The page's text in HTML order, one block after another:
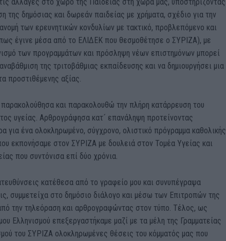
αλλαγές στο χώρο της Παιδείας στη χώρα μας, υποστηρίζοντας
της δημόσιας και δωρεάν παιδείας με χρήματα, σχέδιο για την
των ερευνητικών κονδυλίων με τακτικό, προβλεπόμενο και
έγινε μέσα από το ΕΛΙΔΕΚ που θεσμοθέτησε ο ΣΥΡΙΖΑ), με
των προγραμμάτων και πρόσληψη νέων επιστημόνων μπορεί
της τριτοβάθμιας εκπαίδευσης και να δημιουργήσει μια
προστιθέμενης αξίας.
και παρακολουθώ την πλήρη κατάρρευση του
υγείας. Αρθρογράφησα κατ´ επανάληψη προτείνοντας
για ένα ολοκληρωμένο, σύγχρονο, ολιστικό πρόγραμμα καθολικής
εκπονήσαμε στον ΣΥΡΙΖΑ με δουλειά στον Τομέα Υγείας και
που συντόνισα επί δύο χρόνια.
κατέθεσα από το γραφείο μου και συνυπέγραψα
συμμετείχα στο δημόσιο διάλογο και μέσω των Επιτροπών της
την τηλεόραση και αρθρογραφώντας στον τύπο. Τέλος, ως
Ελληνισμού επεξεργαστήκαμε μαζί με τα μέλη της Γραμματείας
του ΣΥΡΙΖΑ ολοκληρωμένες θέσεις του κόμματός μας που